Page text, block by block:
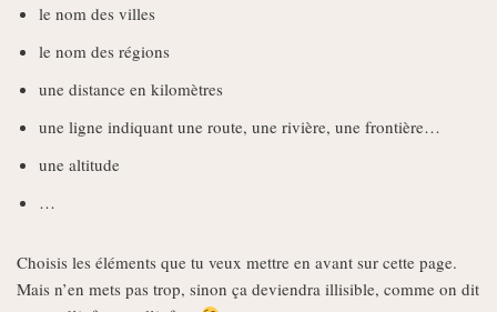
le nom des villes
le nom des régions
une distance en kilomètres
une ligne indiquant une route, une rivière, une frontière…
une altitude
…
Choisis les éléments que tu veux mettre en avant sur cette page.
Mais n’en mets pas trop, sinon ça deviendra illisible, comme on dit